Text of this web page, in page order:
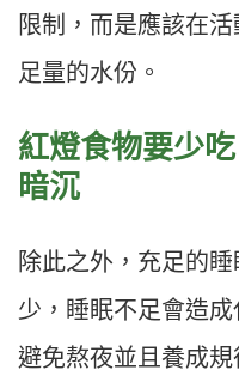
限制，而是應該在
足量的水份。
紅燈食物要少
暗沉
除此之外，充足的
少，睡眠不足會造成
避免熬夜並且養成